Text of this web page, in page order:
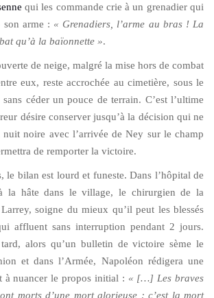
qui les commande crie à un grenadier qui
arme : « Grenadiers, l’arme au bras ! La
qu’à la baïonnette ».
de neige, malgré la mise hors de combat
eux, reste accrochée au cimetière, sous le
céder un pouce de terrain. C’est l’ultime
désire conserver jusqu’à la décision qui ne
nuit noire avec l’arrivée de Ney sur le champ
de remporter la victoire.
le bilan est lourd et funeste. Dans l’hôpital de
la hâte dans le village, le chirurgien de la
soigne du mieux qu’il peut les blessés
affluent sans interruption pendant 2 jours.
alors qu’un bulletin de victoire sème le
et dans l’Armée, Napoléon rédigera une
à nuancer le propos initial : « […] Les braves
morts d’une mort glorieuse : c’est la mort